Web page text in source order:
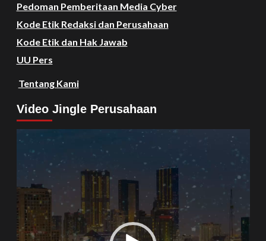
Pedoman Pemberitaan Media Cyber
Kode Etik Redaksi dan Perusahaan
Kode Etik dan Hak Jawab
UU Pers
Tentang Kami
Video Jingle Perusahaan
Video
Player